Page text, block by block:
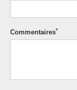
Commentaires*